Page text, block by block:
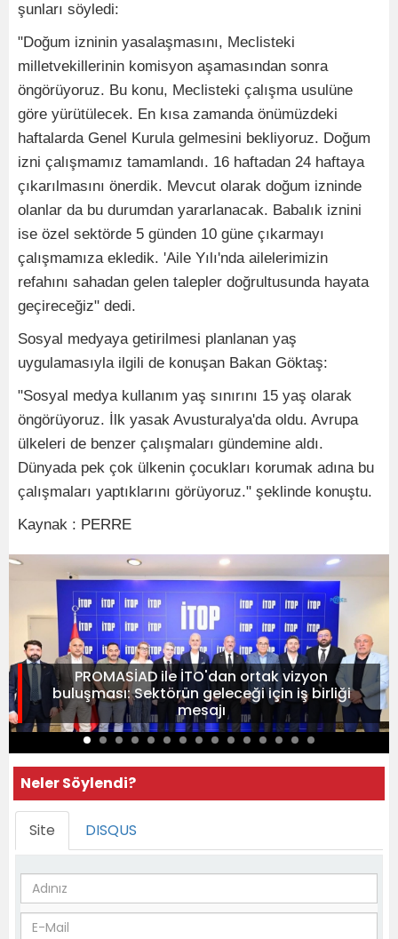
şunları söyledi:
"Doğum izninin yasalaşmasını, Meclisteki
milletvekillerinin komisyon aşamasından sonra
öngörüyoruz. Bu konu, Meclisteki çalışma usulüne
göre yürütülecek. En kısa zamanda önümüzdeki
haftalarda Genel Kurula gelmesini bekliyoruz. Doğum
izni çalışmamız tamamlandı. 16 haftadan 24 haftaya
çıkarılmasını önerdik. Mevcut olarak doğum izninde
olanlar da bu durumdan yararlanacak. Babalık iznini
ise özel sektörde 5 günden 10 güne çıkarmayı
çalışmamıza ekledik. 'Aile Yılı'nda ailelerimizin
refahını sahadan gelen talepler doğrultusunda hayata
geçireceğiz" dedi.
Sosyal medyaya getirilmesi planlanan yaş
uygulamasıyla ilgili de konuşan Bakan Göktaş:
"Sosyal medya kullanım yaş sınırını 15 yaş olarak
öngörüyoruz. İlk yasak Avusturalya'da oldu. Avrupa
ülkeleri de benzer çalışmaları gündemine aldı.
Dünyada pek çok ülkenin çocukları korumak adına bu
çalışmaları yaptıklarını görüyoruz." şeklinde konuştu.
Kaynak : PERRE
PROMASİAD ile İTO'dan ortak vizyon
buluşması: Sektörün geleceği için iş birliği
mesajı
Neler Söylendi?
Site DISQUS